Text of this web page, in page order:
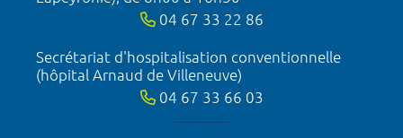
04 67 33 22 86
Secrétariat d'hospitalisation conventionnelle
(hôpital Arnaud de Villeneuve)
04 67 33 66 03